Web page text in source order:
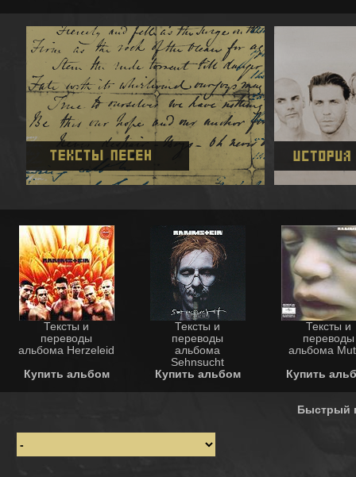
Тексты и
переводы
альбома Herzeleid
Купить альбом
Тексты и
переводы
альбома
Sehnsucht
Купить альбом
Тексты и
переводы
альбома
Купить
Быстрый